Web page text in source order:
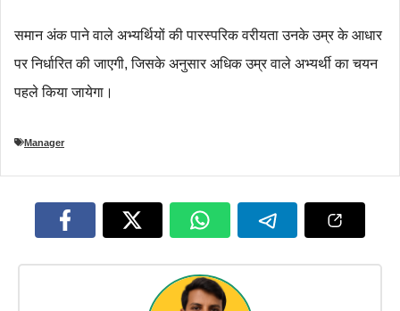
समान अंक पाने वाले अभ्यर्थियों की पारस्परिक वरीयता उनके उम्र के आधार
पर निर्धारित की जाएगी, जिसके अनुसार अधिक उम्र वाले अभ्यर्थी का चयन
पहले किया जायेगा।
Manager